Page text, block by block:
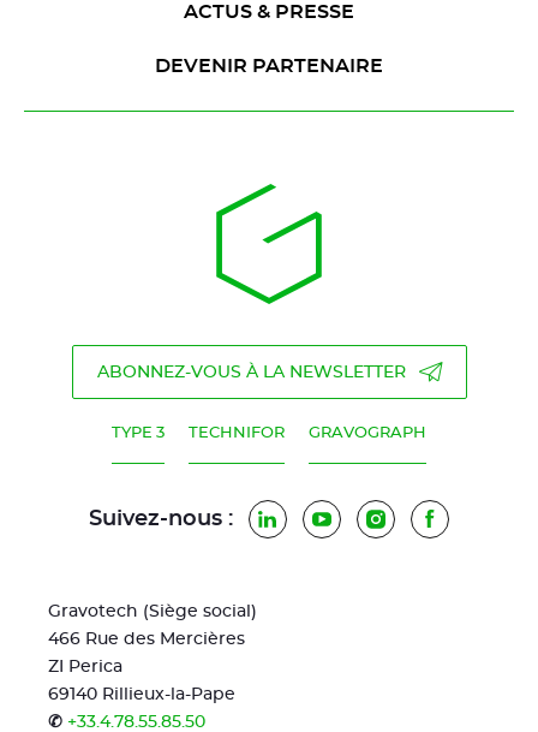
ACTUS & PRESSE
DEVENIR PARTENAIRE
ABONNEZ-VOUS À LA NEWSLETTER
TYPE 3 TECHNIFOR GRAVOGRAPH
Suivez-nous : LinkedInYouTubeInstagramFacebook
Gravotech (Siège social)
466 Rue des Mercières
ZI Perica
69140 Rillieux-la-Pape
✆ +33.4.78.55.85.50